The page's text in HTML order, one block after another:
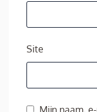
Site